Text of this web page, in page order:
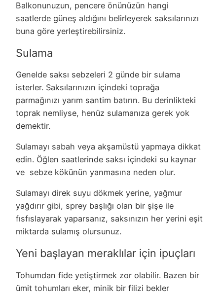
Balkonunuzun, pencere önünüzün hangi
saatlerde güneş aldığını belirleyerek saksılarınızı
buna göre yerleştirebilirsiniz.
Sulama
Genelde saksı sebzeleri 2 günde bir sulama
isterler. Saksılarınızın içindeki toprağa
parmağınızı yarım santim batırın. Bu derinlikteki
toprak nemliyse, henüz sulamanıza gerek yok
demektir.
Sulamayı sabah veya akşamüstü yapmaya dikkat
edin. Öğlen saatlerinde saksı içindeki su kaynar
ve sebze kökünün yanmasına neden olur.
Sulamayı direk suyu dökmek yerine, yağmur
yağdırır gibi, sprey başlığı olan bir şişe ile
fısfıslayarak yaparsanız, saksınızın her yerini eşit
miktarda sulamış olursunuz.
Yeni başlayan meraklılar için ipuçları
Tohumdan fide yetiştirmek zor olabilir. Bazen bir
ümit tohumları eker, minik bir filizi bekler